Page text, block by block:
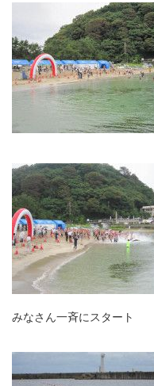
みなさん一斉にスタート